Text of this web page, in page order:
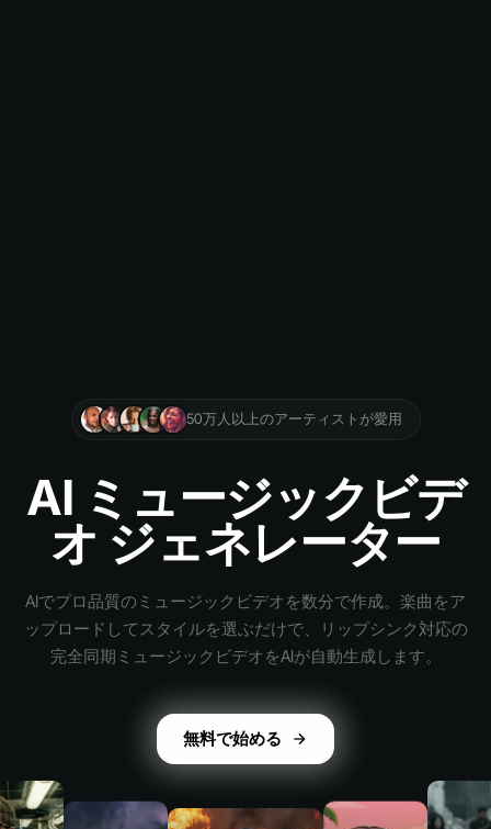
50万人以上のアーティストが愛用
AI ミュージックビデ
オ ジェネレーター
AIでプロ品質のミュージックビデオを数分で作成。楽曲をア
ップロードしてスタイルを選ぶだけで、リップシンク対応の
完全同期ミュージックビデオをAIが自動生成します。
無料で始める